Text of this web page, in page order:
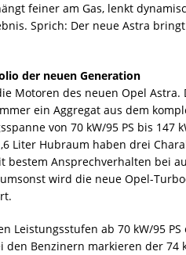
feiner am Gas, lenkt
Sprich: Der neue Astra
der neuen Generation
Motoren des neuen Opel
ein Aggregat aus dem
von 70 kW/95 PS bis 147
Liter Hubraum haben drei
bestem Ansprechverhalten bei
wird die neue Opel-
Leistungsstufen ab 70 kW/95
den Benzinern markieren der 74